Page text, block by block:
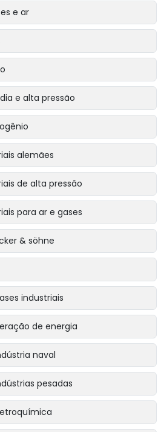
e ar
e alta pressão
alemães
de alta pressão
para ar e gases
& söhne
industriais
de energia
naval
pesadas